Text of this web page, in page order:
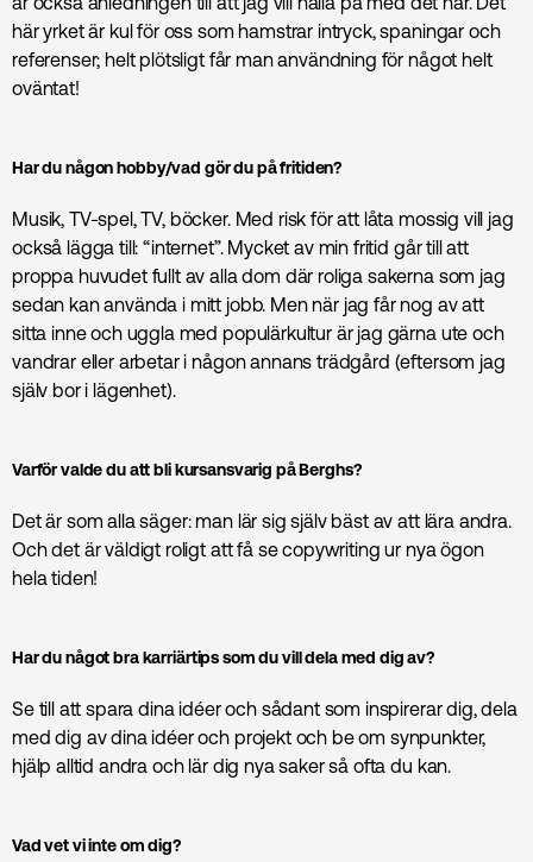
här yrket är kul för oss som hamstrar intryck, spaningar och
referenser; helt plötsligt får man användning för något helt
oväntat!
Har du någon hobby/vad gör du på fritiden?
Musik, TV-spel, TV, böcker. Med risk för att låta mossig vill jag
också lägga till: “internet”. Mycket av min fritid går till att
proppa huvudet fullt av alla dom där roliga sakerna som jag
sedan kan använda i mitt jobb. Men när jag får nog av att
sitta inne och uggla med populärkultur är jag gärna ute och
vandrar eller arbetar i någon annans trädgård (eftersom jag
själv bor i lägenhet).
Varför valde du att bli kursansvarig på Berghs?
Det är som alla säger: man lär sig själv bäst av att lära andra.
Och det är väldigt roligt att få se copywriting ur nya ögon
hela tiden!
Har du något bra karriärtips som du vill dela med dig av?
Se till att spara dina idéer och sådant som inspirerar dig, dela
med dig av dina idéer och projekt och be om synpunkter,
hjälp alltid andra och lär dig nya saker så ofta du kan.
Vad vet vi inte om dig?